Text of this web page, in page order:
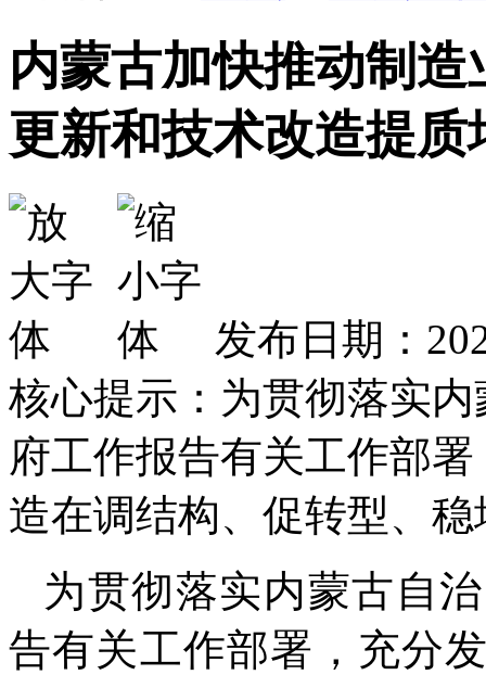
内蒙古加快推动制
更新和技术改造提
发布日期：
核心提示：为贯彻落实
府工作报告有关工作部
造在调结构、促转型、
为贯彻落实内蒙古自
告有关工作部署，充分